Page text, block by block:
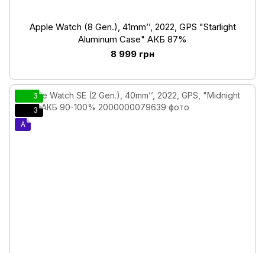
Apple Watch (8 Gen.), 41mm’’, 2022, GPS "Starlight
Aluminum Case" АКБ 87%
8 999 грн
3
3
A